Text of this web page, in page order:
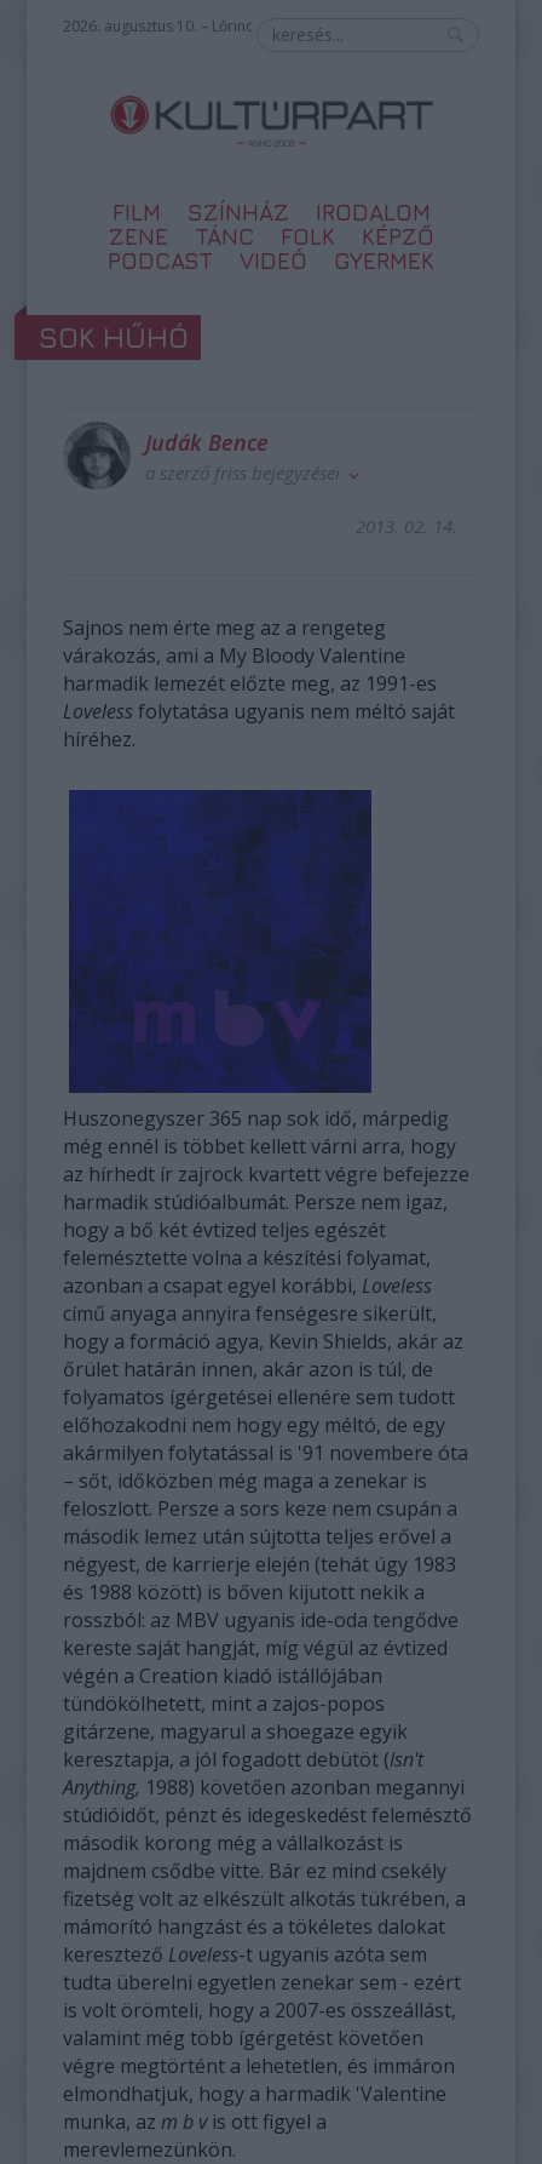
2026. augusztus 10. – Lőrinc
FILM SZÍNHÁZ
IRODALOM
ZENE
TÁNC FOLK
KÉPZŐ
PODCAST
VIDEÓ GYERMEK
SOK HŰHÓ
Judák Bence
a szerző friss bejegyzései
2013. 02. 14.
Sajnos nem érte meg az a rengeteg
várakozás, ami a My Bloody Valentine
harmadik lemezét előzte meg, az 1991-es
Loveless folytatása ugyanis nem méltó saját
híréhez.
Huszonegyszer 365 nap sok idő, márpedig
még ennél is többet kellett várni arra, hogy
az hírhedt ír zajrock kvartett végre befejezze
harmadik stúdióalbumát. Persze nem igaz,
hogy a bő két évtized teljes egészét
felemésztette volna a készítési folyamat,
azonban a csapat egyel korábbi, Loveless
című anyaga annyira fenségesre sikerült,
hogy a formáció agya, Kevin Shields, akár az
őrület határán innen, akár azon is túl, de
folyamatos ígérgetései ellenére sem tudott
előhozakodni nem hogy egy méltó, de egy
akármilyen folytatással is '91 novembere óta
– sőt, időközben még maga a zenekar is
feloszlott. Persze a sors keze nem csupán a
második lemez után sújtotta teljes erővel a
négyest, de karrierje elején (tehát úgy 1983
és 1988 között) is bőven kijutott nekik a
rosszból: az MBV ugyanis ide-oda tengődve
kereste saját hangját, míg végül az évtized
végén a Creation kiadó istállójában
tündökölhetett, mint a zajos-popos
gitárzene, magyarul a shoegaze egyik
keresztapja, a jól fogadott debütöt (Isn't
Anything, 1988) követően azonban megannyi
stúdióidőt, pénzt és idegeskedést felemésztő
második korong még a vállalkozást is
majdnem csődbe vitte. Bár ez mind csekély
fizetség volt az elkészült alkotás tükrében, a
mámorító hangzást és a tökéletes dalokat
keresztező Loveless-t ugyanis azóta sem
tudta überelni egyetlen zenekar sem - ezért
is volt örömteli, hogy a 2007-es összeállást,
valamint még több ígérgetést követően
végre megtörtént a lehetetlen, és immáron
elmondhatjuk, hogy a harmadik 'Valentine
munka, azm b vis ott figyel a
merevlemezünkön.